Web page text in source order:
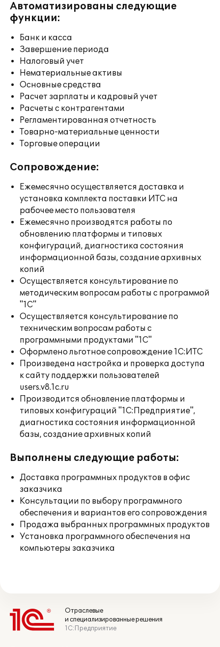
Автоматизированы следующие
функции:
Банк и касса
Завершение периода
Налоговый учет
Нематериальные активы
Основные средства
Расчет зарплаты и кадровый учет
Расчеты с контрагентами
Регламентированная отчетность
Товарно-материальные ценности
Торговые операции
Сопровождение:
Ежемесячно осуществляется доставка и
установка комплекта поставки ИТС на
рабочее место пользователя
Ежемесячно производятся работы по
обновлению платформы и типовых
конфигураций, диагностика состояния
информационной базы, создание архивных
копий
Осуществляется консультирование по
методическим вопросам работы с программой
"1С"
Осуществляется консультирование по
техническим вопросам работы с
программными продуктами "1С"
Оформлено льготное сопровождение 1С:ИТС
Произведена настройка и проверка доступа
к сайту поддержки пользователей
users.v8.1c.ru
Производится обновление платформы и
типовых конфигураций "1С:Предприятие",
диагностика состояния информационной
базы, создание архивных копий
Выполнены следующие работы:
Доставка программных продуктов в офис
заказчика
Консультации по выбору программного
обеспечения и вариантов его сопровождения
Продажа выбранных программных продуктов
Установка программного обеспечения на
компьютеры заказчика
Отраслевые
и специализированные решения
1С:Предприятие